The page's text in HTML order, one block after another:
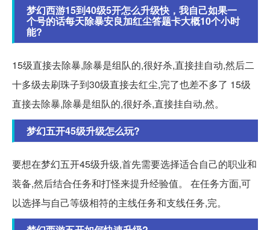
梦幻西游15到40级5开怎么升级快，我自己如果一
个号的话每天除暴安良加红尘答题卡大概10个小时
能?
15级直接去除暴,除暴是组队的,很好杀,直接挂自动,然后二
十多级去刷珠子到30级直接去红尘,完了也差不多了 15级
直接去除暴,除暴是组队的,很好杀,直接挂自动,然。
梦幻五开45级升级怎么玩?
要想在梦幻五开45级升级,首先需要选择适合自己的职业和
装备,然后结合任务和打怪来提升经验值。 在任务方面,可
以选择与自己等级相符的主线任务和支线任务,完。